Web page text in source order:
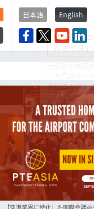
日本語 English
観光産業
登録済みです
もし未だ登録